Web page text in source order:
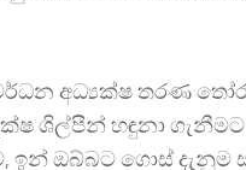
අධ්‍යක්ෂ තරණ
දක්ෂ ශිල්පීන් හඳුනා
ඉන් ඔබ්බට ගොස් දැනුම